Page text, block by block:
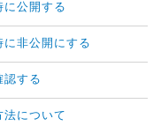
に公開する
非公開にする
認する
法について